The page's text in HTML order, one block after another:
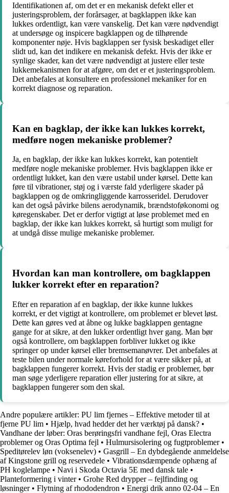
Identifikationen af, om det er en mekanisk defekt eller et
justeringsproblem, der forårsager, at bagklappen ikke kan
lukkes ordentligt, kan være vanskelig. Det kan være nødvendigt
at undersøge og inspicere bagklappen og de tilhørende
komponenter nøje. Hvis bagklappen ser fysisk beskadiget eller
slidt ud, kan det indikere en mekanisk defekt. Hvis der ikke er
synlige skader, kan det være nødvendigt at justere eller teste
lukkemekanismen for at afgøre, om det er et justeringsproblem.
Det anbefales at konsultere en professionel mekaniker for en
korrekt diagnose og reparation.
Kan en bagklap, der ikke kan lukkes korrekt,
medføre nogen mekaniske problemer?
Ja, en bagklap, der ikke kan lukkes korrekt, kan potentielt
medføre nogle mekaniske problemer. Hvis bagklappen ikke er
ordentligt lukket, kan den være ustabil under kørsel. Dette kan
føre til vibrationer, støj og i værste fald yderligere skader på
bagklappen og de omkringliggende karrosseridel. Derudover
kan det også påvirke bilens aerodynamik, brændstoføkonomi og
køregenskaber. Det er derfor vigtigt at løse problemet med en
bagklap, der ikke kan lukkes korrekt, så hurtigt som muligt for
at undgå disse mulige mekaniske problemer.
Hvordan kan man kontrollere, om bagklappen
lukker korrekt efter en reparation?
Efter en reparation af en bagklap, der ikke kunne lukkes
korrekt, er det vigtigt at kontrollere, om problemet er blevet løst.
Dette kan gøres ved at åbne og lukke bagklappen gentagne
gange for at sikre, at den lukker ordentligt hver gang. Man bør
også kontrollere, om bagklappen forbliver lukket og ikke
springer op under kørsel eller bremsemanøvrer. Det anbefales at
teste bilen under normale køreforhold for at være sikker på, at
bagklappen fungerer korrekt. Hvis der stadig er problemer, bør
man søge yderligere reparation eller justering for at sikre, at
bagklappen fungerer som den skal.
Andre populære artikler: PU lim fjernes – Effektive metoder til at
fjerne PU lim • Hjælp, hvad hedder det her værktøj på dansk? •
Vandhane der løber: Oras berøringsfri vandhane fejl, Oras Electra
problemer og Oras Optima fejl • Hulmursisolering og fugtproblemer•
Speditørelev løn (voksenelev) • Gasgrill – En dybdegående anmeldelse
af Kingstone grill og reservedele • Vibrationsdæmpende ophæng af
PH koglelampe • Navi i Skoda Octavia 5E med dansk tale •
Planteformering i vinter• Grohe Red drypper – fejlfinding og
løsninger• Flytning af rhododendron • Energi drik anno 02-04 – En